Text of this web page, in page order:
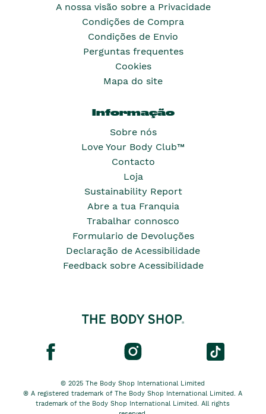
A nossa visão sobre a Privacidade
Condições de Compra
Condições de Envio
Perguntas frequentes
Cookies
Mapa do site
Informação
Sobre nós
Love Your Body Club™
Contacto
Loja
Sustainability Report
Abre a tua Franquia
Trabalhar connosco
Formulario de Devoluções
Declaração de Acessibilidade
Feedback sobre Acessibilidade
© 2025 The Body Shop International Limited
® A registered trademark of The Body Shop International Limited. A
trademark of the Body Shop International Limited. All rights